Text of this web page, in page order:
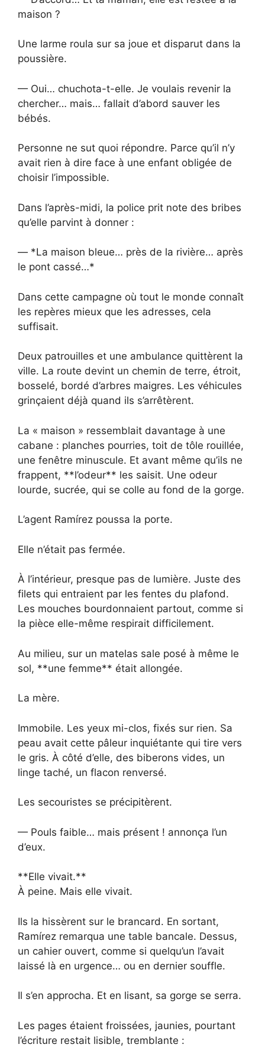
maison ?
Une larme roula sur sa joue et disparut dans la
poussière.
— Oui… chuchota-t-elle. Je voulais revenir la
chercher… mais… fallait d’abord sauver les
bébés.
Personne ne sut quoi répondre. Parce qu’il n’y
avait rien à dire face à une enfant obligée de
choisir l’impossible.
Dans l’après-midi, la police prit note des bribes
qu’elle parvint à donner :
— *La maison bleue… près de la rivière… après
le pont cassé…*
Dans cette campagne où tout le monde connaît
les repères mieux que les adresses, cela
suffisait.
Deux patrouilles et une ambulance quittèrent la
ville. La route devint un chemin de terre, étroit,
bosselé, bordé d’arbres maigres. Les véhicules
grinçaient déjà quand ils s’arrêtèrent.
La « maison » ressemblait davantage à une
cabane : planches pourries, toit de tôle rouillée,
une fenêtre minuscule. Et avant même qu’ils ne
frappent, **l’odeur** les saisit. Une odeur
lourde, sucrée, qui se colle au fond de la gorge.
L’agent Ramírez poussa la porte.
Elle n’était pas fermée.
À l’intérieur, presque pas de lumière. Juste des
filets qui entraient par les fentes du plafond.
Les mouches bourdonnaient partout, comme si
la pièce elle-même respirait difficilement.
Au milieu, sur un matelas sale posé à même le
sol, **une femme** était allongée.
La mère.
Immobile. Les yeux mi-clos, fixés sur rien. Sa
peau avait cette pâleur inquiétante qui tire vers
le gris. À côté d’elle, des biberons vides, un
linge taché, un flacon renversé.
Les secouristes se précipitèrent.
— Pouls faible… mais présent ! annonça l’un
d’eux.
**Elle vivait.**
À peine. Mais elle vivait.
Ils la hissèrent sur le brancard. En sortant,
Ramírez remarqua une table bancale. Dessus,
un cahier ouvert, comme si quelqu’un l’avait
laissé là en urgence… ou en dernier souffle.
Il s’en approcha. Et en lisant, sa gorge se serra.
Les pages étaient froissées, jaunies, pourtant
l’écriture restait lisible, tremblante :